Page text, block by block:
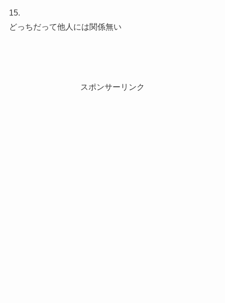
15.
どっちだって他人には関係無い
スポンサーリンク